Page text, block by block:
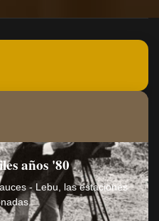
años '80
- Lebu, las estaciones